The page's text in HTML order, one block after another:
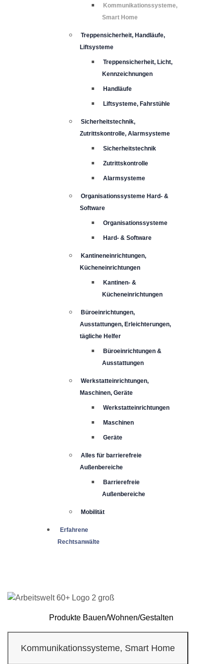
Kommunikationssysteme,
Smart Home
Treppensicherheit, Handläufe,
Liftsysteme
Treppensicherheit, Licht,
Kennzeichnungen
Handläufe
Liftsysteme, Fahrstühle
Sicherheitstechnik,
Zutrittskontrolle, Alarmsysteme
Sicherheitstechnik
Zutrittskontrolle
Alarmsysteme
Organisationssysteme Hard- &
Software
Organisationssysteme
Hard- & Software
Kantineneinrichtungen,
Kücheneinrichtungen
Kantinen- &
Kücheneinrichtungen
Büroeinrichtungen,
Ausstattungen, Erleichterungen,
tägliche Helfer
Büroeinrichtungen &
Ausstattungen
Werkstatteinrichtungen,
Maschinen, Geräte
Werkstatteinrichtungen
Maschinen
Geräte
Alles für barrierefreie
Außenbereiche
Barrierefreie
Außenbereiche
Mobilität
Erfahrene
Rechtsanwälte
Produkte Bauen/Wohnen/Gestalten
Kommunikationssysteme, Smart Home